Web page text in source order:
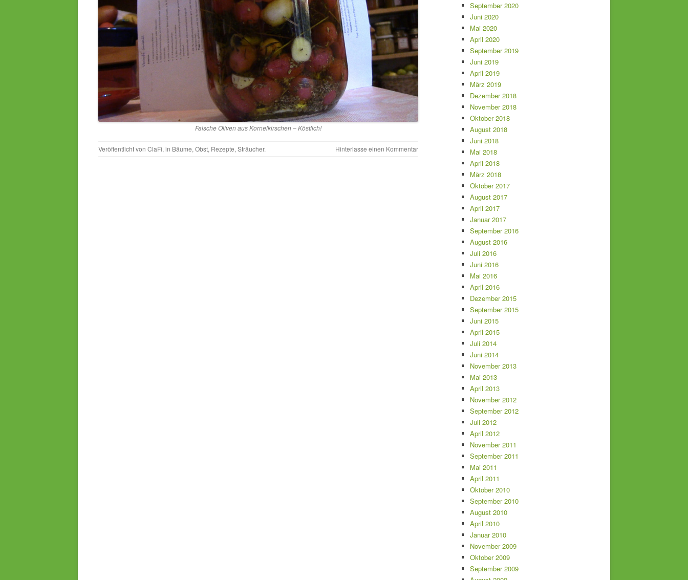
Falsche Oliven aus Kornelkirschen – Köstlich!
Veröffentlicht von ClaFi, in Bäume,Obst, Rezepte,Sträucher. Hinterlasse einen Kommentar
September 2020
Juni 2020
Mai 2020
April 2020
September 2019
Juni 2019
April 2019
März 2019
Dezember 2018
November 2018
Oktober 2018
August 2018
Juni 2018
Mai 2018
April 2018
März 2018
Oktober 2017
August 2017
April 2017
Januar 2017
September 2016
August 2016
Juli 2016
Juni 2016
Mai 2016
April 2016
Dezember 2015
September 2015
Juni 2015
April 2015
Juli 2014
Juni 2014
November 2013
Mai 2013
April 2013
November 2012
September 2012
Juli 2012
April 2012
November 2011
September 2011
Mai 2011
April 2011
Oktober 2010
September 2010
August 2010
April 2010
Januar 2010
November 2009
Oktober 2009
September 2009